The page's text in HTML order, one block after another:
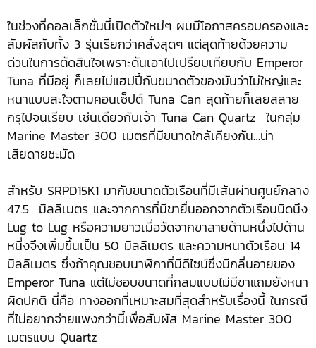
ในช่วงที่คอลเล็กชั่นนี้เปิดตัวใหม่ๆ ผมมีโอกาสครอบครองและ
สัมผัสกับทั้ง 3 รุ่นเรียกว่าคลั่งสุดๆ แต่สุดท้ายด้วยความ
ด่วนในการตัดสินใจเพราะดันเอาไปเปรียบเทียบกับ Emperor
Tuna ที่มีอยู่ ก็เลยไม่แฮปปี้กับขนาดตัวของมันว่าไม่ใหญ่และ
หนาแบบสะใจตามคอนเซ็ปต์ Tuna Can สุดท้ายก็เลยสลาย
กรุไปจนเรียบ เช่นเดียวกับเจ้า Tuna Can Quartz ในกลุ่ม
Marine Master 300 เมตรที่มีขนาดใกล้เคียงกัน…น่า
เสียดายชะมัด
สำหรับ SRPD15K1 มากับขนาดตัวเรือนที่มีเส้นผ่านศูนย์กลาง
47.5 มิลลิเมตร และจากการที่มีขายื่นออกจากตัวเรือนนิดนึง
Lug to Lug หรือความยาวเมื่อวัดจากขาสายด้านหนึ่งไปด้าน
หนึ่งจึงเพิ่มขึ้นเป็น 50 มิลลิเมตร และความหนาตัวเรือน 14
มิลลิเมตร ซึ่งถ้าคุณชอบนาฬิกาที่มีดีไซน์ซึ่งมีกลิ่นอายของ
Emperor Tuna แต่ไม่ชอบขนาดที่กลมแบบไม่มีขาแถมยังหนา
ผิดปกติ นี่คือ ทางออกที่เหมาะสมที่สุดสำหรับเรื่องนี้ ในกรณี
ที่ไม่อยากจ่ายแพงกว่านี้เพื่อสัมผัส Marine Master 300
เมตรแบบ Quartz